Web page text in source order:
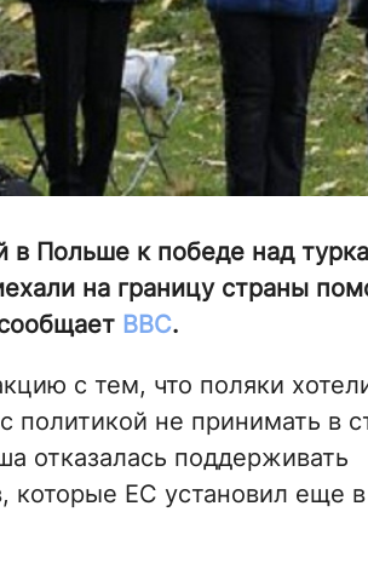
в Польше к победе над
на границу страны
ВВС.
с тем, что поляки
политикой не принимать в
отказалась поддерживать
которые ЕС установил еще